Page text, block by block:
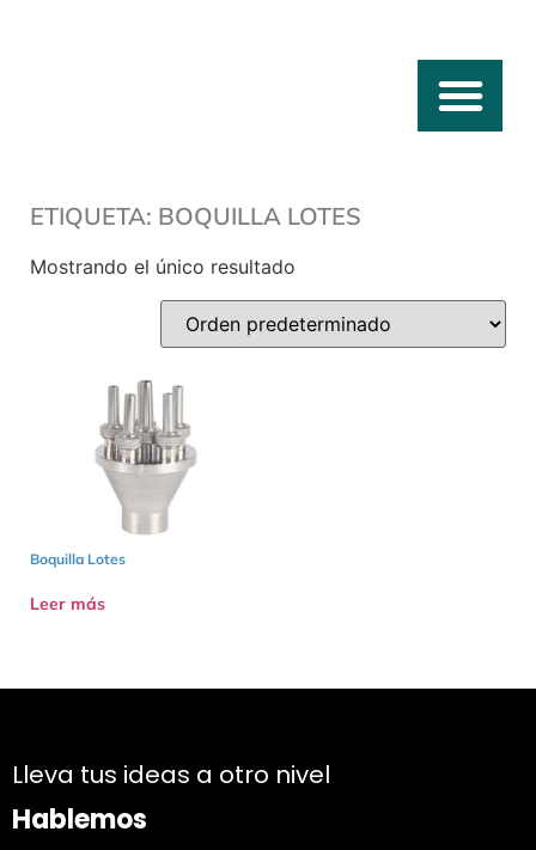
ETIQUETA: BOQUILLA LOTES
Mostrando el único resultado
Boquilla Lotes
Leer más
Lleva tus ideas a otro nivel
Hablemos